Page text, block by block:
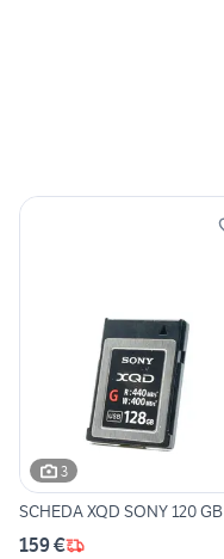
3
SCHEDA XQD SONY 120 GB
159 €